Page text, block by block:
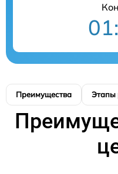
Преимущества Этапы